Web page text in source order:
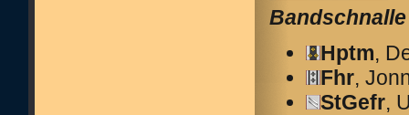
Hptm,
Fhr,
StGefr,